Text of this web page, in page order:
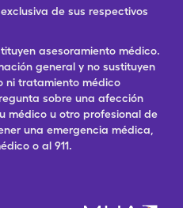
de sus respectivos
asesoramiento médico.
general y no sustituyen
ni tratamiento médico
sobre una afección
médico u otro profesional de
una emergencia médica,
o al 911.